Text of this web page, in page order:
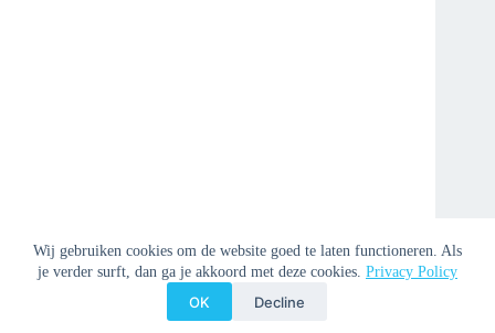
Wij gebruiken cookies om de website goed te laten functioneren. Als
je verder surft, dan ga je akkoord met deze cookies. Privacy Policy
OK Decline